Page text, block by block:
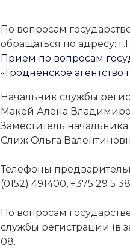
По вопросам
обращаться по адресу:
Прием по вопросам
«Гродненское
Начальник службы
Макей Алёна
Заместитель
Слиж Ольга
Телефоны
(0152) 491400, +375 29 5
По вопросам
службы регистрации (в
08.